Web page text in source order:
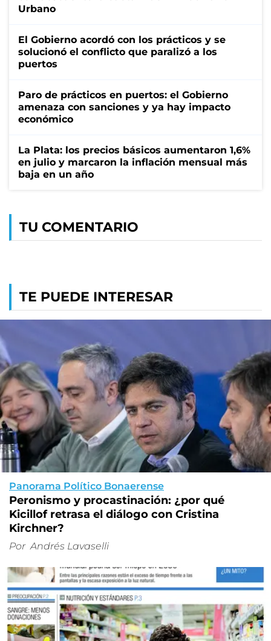
Urbano
El Gobierno acordó con los prácticos y se
solucionó el conflicto que paralizó a los
puertos
Paro de prácticos en puertos: el Gobierno
amenaza con sanciones y ya hay impacto
económico
La Plata: los precios básicos aumentaron 1,6%
en julio y marcaron la inflación mensual más
baja en un año
TU COMENTARIO
TE PUEDE INTERESAR
Panorama Político Bonaerense
Peronismo y procastinación: ¿por qué
Kicillof retrasa el diálogo con Cristina
Kirchner?
Por Andrés Lavaselli